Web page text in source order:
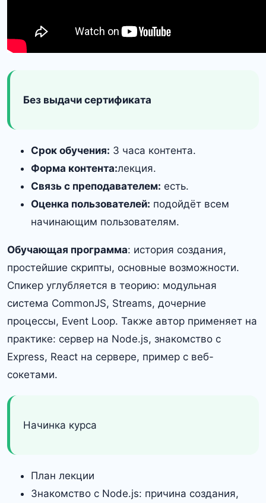
Без выдачи сертификата
Срок обучения: 3 часа контента.
Форма контента:лекция.
Связь с преподавателем: есть.
Оценка пользователей: подойдёт всем
начинающим пользователям.
Обучающая программа: история создания,
простейшие скрипты, основные возможности.
Спикер углубляется в теорию: модульная
система CommonJS, Streams, дочерние
процессы, Event Loop. Также автор применяет на
практике: сервер на Node.js, знакомство с
Express, React на сервере, пример с веб-
сокетами.
Начинка курса
План лекции
Знакомство с Node.js: причина создания,